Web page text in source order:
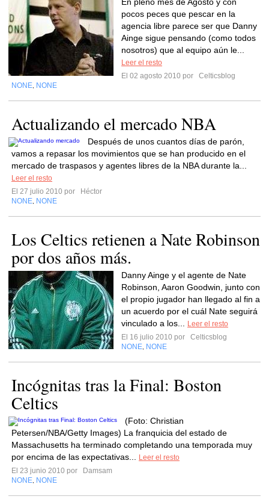
pocos peces que pescar en la
agencia libre parece ser que Danny
Ainge sigue pensando (como todos
nosotros) que al equipo aún le...
Leer el resto
El 02 agosto 2010 por
Celticsblog
NONE NONE
Actualizando el mercado NBA
Después de unos cuantos días de parón,
vamos a repasar los movimientos que se han producido en el
mercado de traspasos y agentes libres de la NBA durante la...
Leer el resto
El 27 julio 2010 por
Héctor
NONE NONE
Los Celtics retienen a Nate Robinson
por dos años más.
Danny Ainge y el agente de Nate
Robinson, Aaron Goodwin, junto con
el propio jugador han llegado al fin a
un acuerdo por el cuál Nate seguirá
vinculado a los...
Leer el resto
El 16 julio 2010 por
Celticsblog
NONE NONE
Incógnitas tras la Final: Boston
Celtics
(Foto: Christian
Petersen/NBA/Getty Images) La franquicia del estado de
Massachusetts ha terminado completando una temporada muy
por encima de las expectativas...
Leer el resto
El 23 junio 2010 por
Damsam
NONE NONE